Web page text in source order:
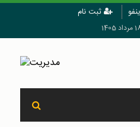
ثبت نام